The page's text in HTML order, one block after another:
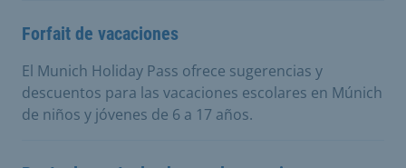
Forfait de vacaciones
El Munich Holiday Pass ofrece sugerencias y
descuentos para las vacaciones escolares en Múnich
de niños y jóvenes de 6 a 17 años.